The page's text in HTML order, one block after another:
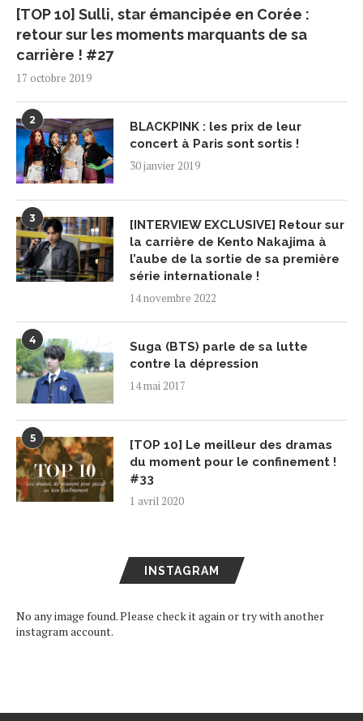
[TOP 10] Sulli, star émancipée en Corée :
retour sur les moments marquants de sa
carrière ! #27
17 octobre 2019
2
BLACKPINK : les prix de leur
concert à Paris sont sortis !
30 janvier 2019
3
[INTERVIEW EXCLUSIVE] Retour sur
la carrière de Kento Nakajima à
l’aube de la sortie de sa première
série internationale !
14 novembre 2022
4
Suga (BTS) parle de sa lutte
contre la dépression
14 mai 2017
5
[TOP 10] Le meilleur des dramas
du moment pour le confinement !
#33
1 avril 2020
INSTAGRAM
No any image found. Please check it again or try with another
instagram account.